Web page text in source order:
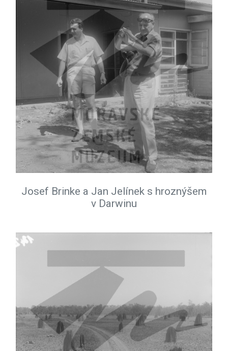
Josef Brinke a Jan Jelínek s hroznýšem
v Darwinu